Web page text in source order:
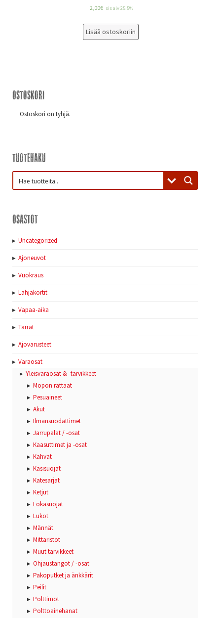
2,00€ sis alv 25.5%
Lisää ostoskoriin
Ostoskori
Ostoskori on tyhjä.
Tuotehaku
Osastot
Uncategorized
Ajoneuvot
Vuokraus
Lahjakortit
Vapaa-aika
Tarrat
Ajovarusteet
Varaosat
Yleisvaraosat & -tarvikkeet
Mopon rattaat
Pesuaineet
Akut
Ilmansuodattimet
Jarrupalat / -osat
Kaasuttimet ja -osat
Kahvat
Käsisuojat
Katesarjat
Ketjut
Lokasuojat
Lukot
Männät
Mittaristot
Muut tarvikkeet
Ohjaustangot / -osat
Pakoputket ja änkkärit
Peilit
Polttimot
Polttoainehanat